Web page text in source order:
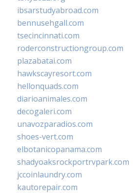
ibsarstudyabroad.com
bennusehgall.com
tsecincinnati.com
roderconstructiongroup.com
plazabatai.com
hawkscayresort.com
hellonquads.com
diarioanimales.com
decogaleri.com
unavozparadios.com
shoes-vert.com
elbotanicopanama.com
shadyoaksrockportrvpark.com
jccoinlaundry.com
kautorepair.com